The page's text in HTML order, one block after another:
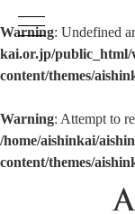
Warning: Undefined
kai.or.jp/public_html/
content/themes/
Warning: Attempt to
/home/aishinkai/
content/themes/